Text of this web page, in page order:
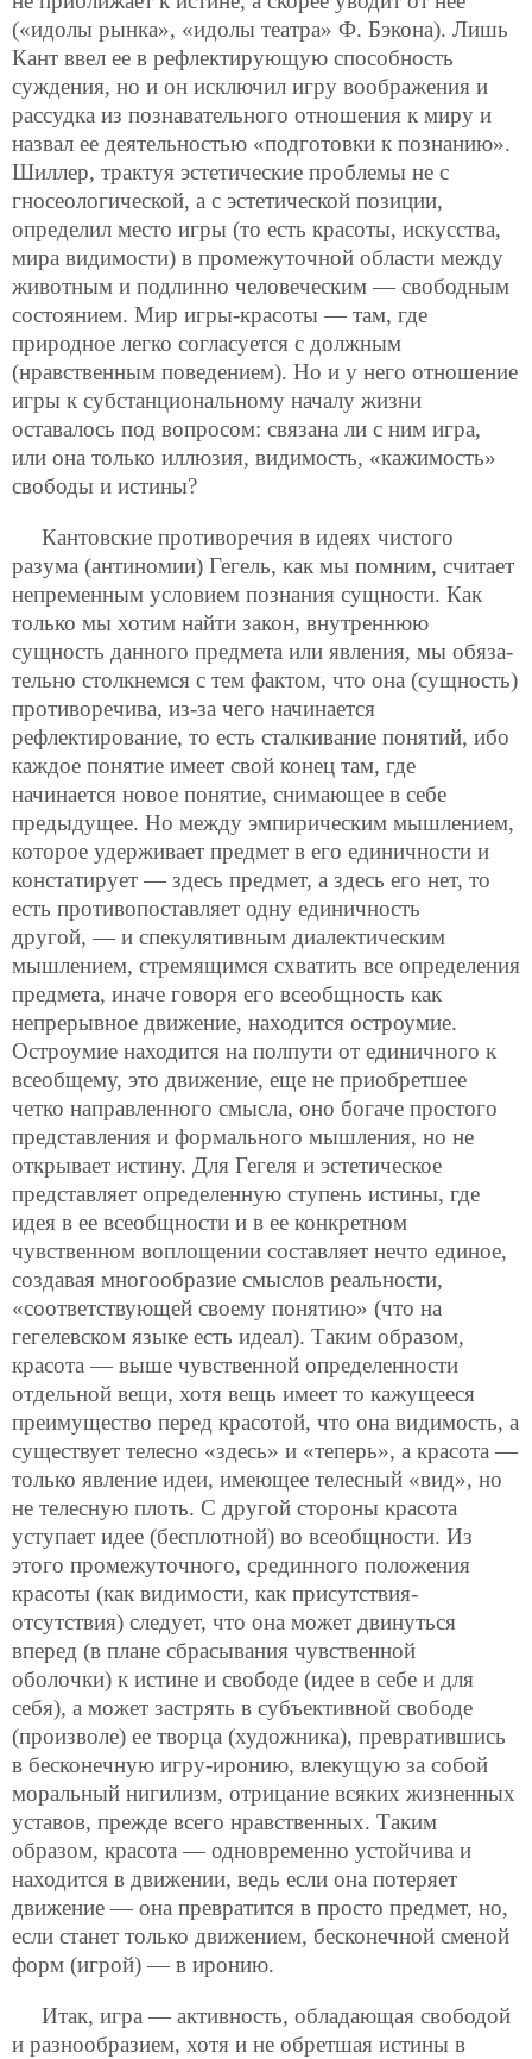
(«идолы рынка», «идолы театра» Ф. Бэкона). Лишь
Кант ввел ее в рефлектирующую способность
суждения, но и он исключил игру воображения и
рассудка из познавательного отношения к миру и
назвал ее деятельностью «подготовки к познанию».
Шиллер, трактуя эстетические проблемы не с
гносеологической, а с эстетической позиции,
определил место игры (то есть красоты, искусства,
мира видимости) в промежуточной области между
животным и подлинно человеческим — свободным
состоянием. Мир игры-красоты — там, где
природное легко согласуется с должным
(нравственным поведением). Но и у него отношение
игры к субстанциональному началу жизни
оставалось под вопросом: связана ли с ним игра,
или она только иллюзия, видимость, «кажимость»
свободы и истины?
Кантовские противоречия в идеях чистого
разума (антиномии) Гегель, как мы помним, считает
непременным условием познания сущности. Как
только мы хотим найти закон, внутреннюю
сущность данного предмета или явления, мы обяза-
тельно столкнемся с тем фактом, что она (сущность)
противоречива, из-за чего начинается
рефлектирование, то есть сталкивание понятий, ибо
каждое понятие имеет свой конец там, где
начинается новое понятие, снимающее в себе
предыдущее. Но между эмпирическим мышлением,
которое удерживает предмет в его единичности и
констатирует — здесь предмет, а здесь его нет, то
есть противопоставляет одну единичность
другой, — и спекулятивным диалектическим
мышлением, стремящимся схватить все определения
предмета, иначе говоря его всеобщность как
непрерывное движение, находится остроумие.
Остроумие находится на полпути от единичного к
всеобщему, это движение, еще не приобретшее
четко направленного смысла, оно богаче простого
представления и формального мышления, но не
открывает истину. Для Гегеля и эстетическое
представляет определенную ступень истины, где
идея в ее всеобщности и в ее конкретном
чувственном воплощении составляет нечто единое,
создавая многообразие смыслов реальности,
«соответствующей своему понятию» (что на
гегелевском языке есть идеал). Таким образом,
красота — выше чувственной определенности
отдельной вещи, хотя вещь имеет то кажущееся
преимущество перед красотой, что она видимость, а
существует телесно «здесь» и «теперь», а красота —
только явление идеи, имеющее телесный «вид», но
не телесную плоть. С другой стороны красота
уступает идее (бесплотной) во всеобщности. Из
этого промежуточного, срединного положения
красоты (как видимости, как присутствия-
отсутствия) следует, что она может двинуться
вперед (в плане сбрасывания чувственной
оболочки) к истине и свободе (идее в себе и для
себя), а может застрять в субъективной свободе
(произволе) ее творца (художника), превратившись
в бесконечную игру-иронию, влекущую за собой
моральный нигилизм, отрицание всяких жизненных
уставов, прежде всего нравственных. Таким
образом, красота — одновременно устойчива и
находится в движении, ведь если она потеряет
движение — она превратится в просто предмет, но,
если станет только движением, бесконечной сменой
форм (игрой) — в иронию.
Итак, игра — активность, обладающая свободой
и разнообразием, хотя и не обретшая истины в